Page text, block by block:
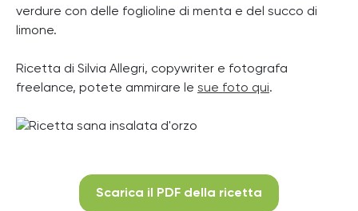
verdure con delle foglioline di menta e del succo di
limone.
Ricetta di Silvia Allegri, copywriter e fotografa
freelance, potete ammirare le sue foto qui.
Scarica il PDF della ricetta